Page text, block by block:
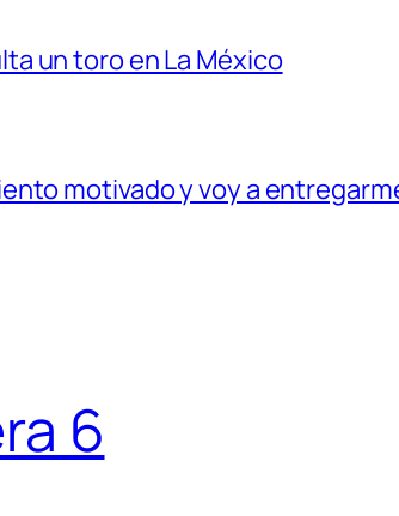
un toro en La México
motivado y voy a
6